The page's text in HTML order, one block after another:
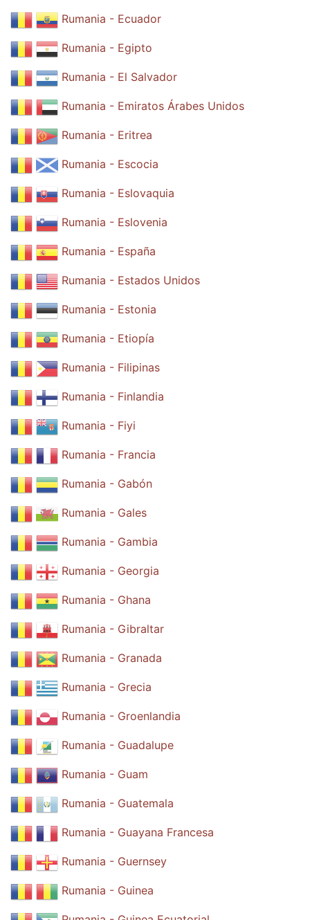
Rumania - Ecuador
Rumania - Egipto
Rumania - El Salvador
Rumania - Emiratos Árabes Unidos
Rumania - Eritrea
Rumania - Escocia
Rumania - Eslovaquia
Rumania - Eslovenia
Rumania - España
Rumania - Estados Unidos
Rumania - Estonia
Rumania - Etiopía
Rumania - Filipinas
Rumania - Finlandia
Rumania - Fiyi
Rumania - Francia
Rumania - Gabón
Rumania - Gales
Rumania - Gambia
Rumania - Georgia
Rumania - Ghana
Rumania - Gibraltar
Rumania - Granada
Rumania - Grecia
Rumania - Groenlandia
Rumania - Guadalupe
Rumania - Guam
Rumania - Guatemala
Rumania - Guayana Francesa
Rumania - Guernsey
Rumania - Guinea